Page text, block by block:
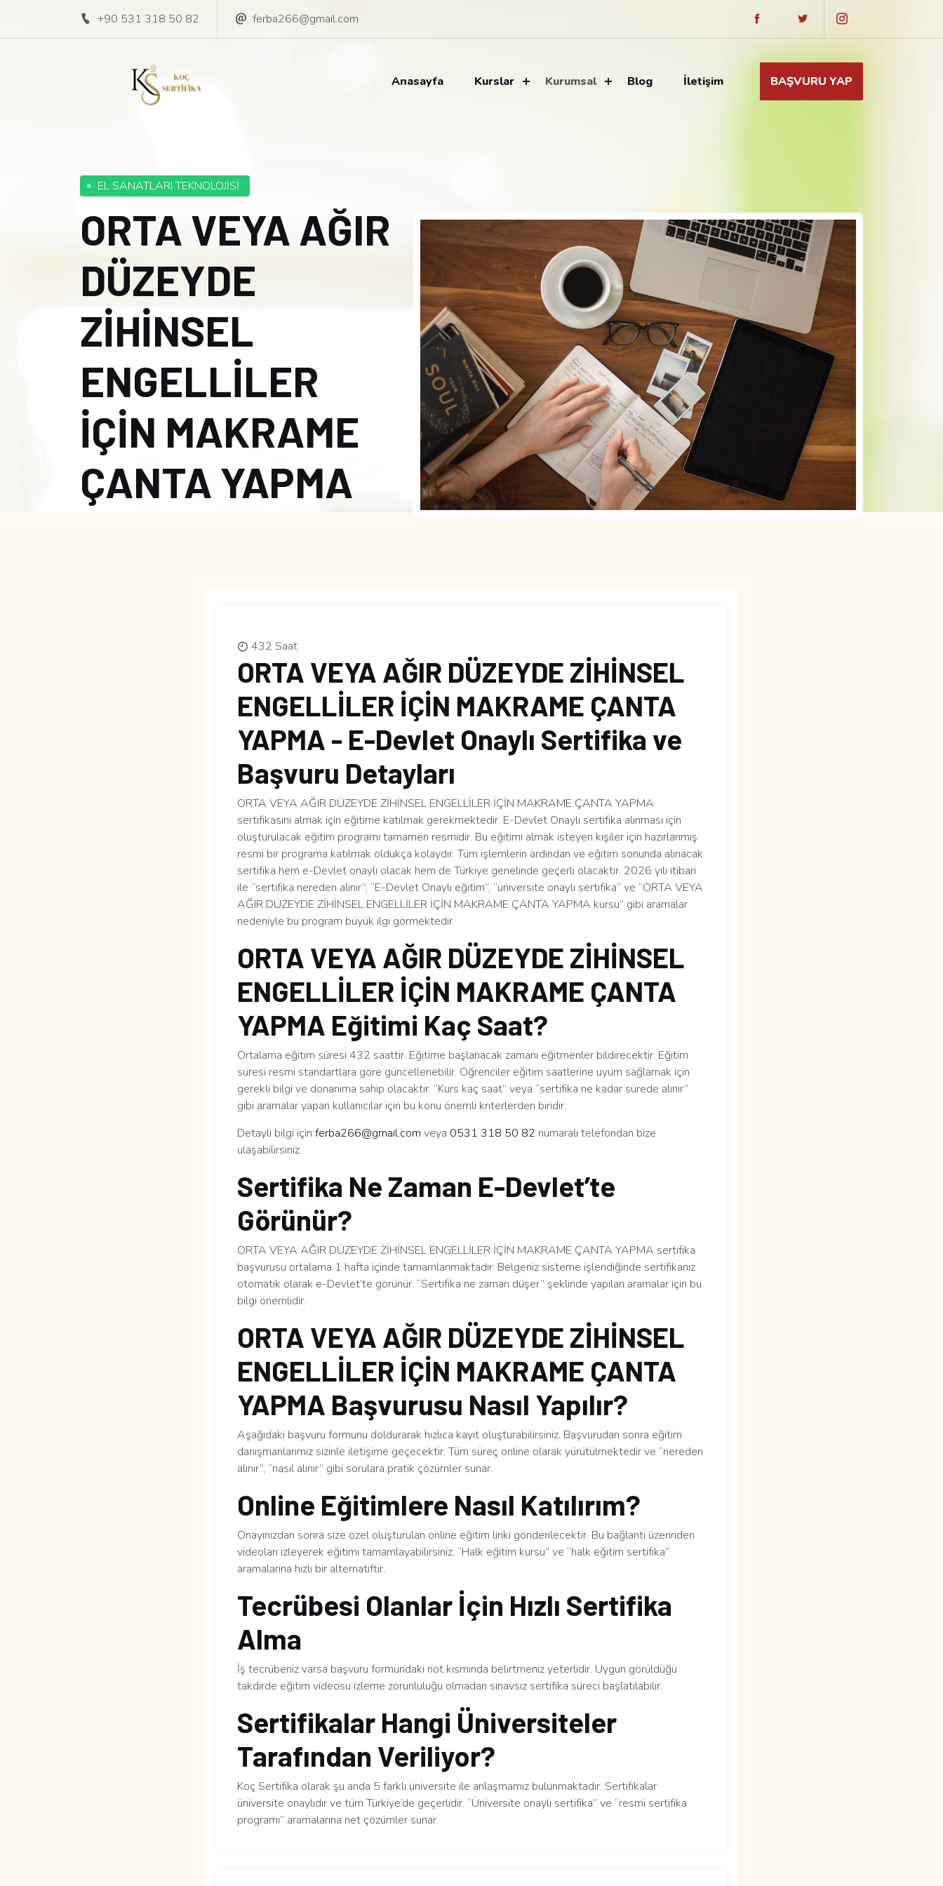
+90 531 318 50 82 ferba266@gmail.com
Anasayfa Kurslar Kurumsal Blog İletişim BAŞVURU YAP
EL SANATLARI TEKNOLOJİSİ
ORTA VEYA AĞIR
DÜZEYDE
ZİHİNSEL
ENGELLİLER
İÇİN MAKRAME
ÇANTA YAPMA
432 Saat
ORTA VEYA AĞIR DÜZEYDE ZİHİNSEL
ENGELLİLER İÇİN MAKRAME ÇANTA
YAPMA - E-Devlet Onaylı Sertifika ve
Başvuru Detayları
ORTA VEYA AĞIR DÜZEYDE ZİHİNSEL ENGELLİLER İÇİN MAKRAME ÇANTA YAPMA
sertifikasını almak için eğitime katılmak gerekmektedir. E-Devlet Onaylı sertifika alınması için
oluşturulacak eğitim programı tamamen resmidir. Bu eğitimi almak isteyen kişiler için hazırlanmış
resmi bir programa katılmak oldukça kolaydır. Tüm işlemlerin ardından ve eğitim sonunda alınacak
sertifika hem e-Devlet onaylı olacak hem de Türkiye genelinde geçerli olacaktır. 2026 yılı itibari
ile “sertifika nereden alınır”, “E-Devlet Onaylı eğitim”, “üniversite onaylı sertifika” ve “ORTA VEYA
AĞIR DÜZEYDE ZİHİNSEL ENGELLİLER İÇİN MAKRAME ÇANTA YAPMA kursu” gibi aramalar
nedeniyle bu program büyük ilgi görmektedir.
ORTA VEYA AĞIR DÜZEYDE ZİHİNSEL
ENGELLİLER İÇİN MAKRAME ÇANTA
YAPMA Eğitimi Kaç Saat?
Ortalama eğitim süresi 432 saattir. Eğitime başlanacak zamanı eğitmenler bildirecektir. Eğitim
süresi resmi standartlara göre güncellenebilir. Öğrenciler eğitim saatlerine uyum sağlamak için
gerekli bilgi ve donanıma sahip olacaktır. “Kurs kaç saat” veya “sertifika ne kadar sürede alınır”
gibi aramalar yapan kullanıcılar için bu konu önemli kriterlerden biridir.
Detaylı bilgi için ferba266@gmail.com veya 0531 318 50 82 numaralı telefondan bize
ulaşabilirsiniz.
Sertifika Ne Zaman E-Devlet’te
Görünür?
ORTA VEYA AĞIR DÜZEYDE ZİHİNSEL ENGELLİLER İÇİN MAKRAME ÇANTA YAPMA sertifika
başvurusu ortalama 1 hafta içinde tamamlanmaktadır. Belgeniz sisteme işlendiğinde sertifikanız
otomatik olarak e-Devlet’te görünür. “Sertifika ne zaman düşer” şeklinde yapılan aramalar için bu
bilgi önemlidir.
ORTA VEYA AĞIR DÜZEYDE ZİHİNSEL
ENGELLİLER İÇİN MAKRAME ÇANTA
YAPMA Başvurusu Nasıl Yapılır?
Aşağıdaki başvuru formunu doldurarak hızlıca kayıt oluşturabilirsiniz. Başvurudan sonra eğitim
danışmanlarımız sizinle iletişime geçecektir. Tüm süreç online olarak yürütülmektedir ve “nereden
alınır”, “nasıl alınır” gibi sorulara pratik çözümler sunar.
Online Eğitimlere Nasıl Katılırım?
Onayınızdan sonra size özel oluşturulan online eğitim linki gönderilecektir. Bu bağlantı üzerinden
videoları izleyerek eğitimi tamamlayabilirsiniz. “Halk eğitim kursu” ve “halk eğitim sertifika”
aramalarına hızlı bir alternatiftir.
Tecrübesi Olanlar İçin Hızlı Sertifika
Alma
İş tecrübeniz varsa başvuru formundaki not kısmında belirtmeniz yeterlidir. Uygun görüldüğü
takdirde eğitim videosu izleme zorunluluğu olmadan sınavsız sertifika süreci başlatılabilir.
Sertifikalar Hangi Üniversiteler
Tarafından Veriliyor?
Koç Sertifika olarak şu anda 5 farklı üniversite ile anlaşmamız bulunmaktadır. Sertifikalar
üniversite onaylıdır ve tüm Türkiye’de geçerlidir. “Üniversite onaylı sertifika” ve “resmi sertifika
programı” aramalarına net çözümler sunar.